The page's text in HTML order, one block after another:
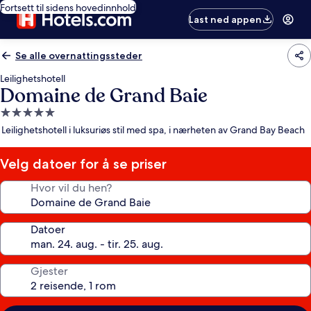
Fortsett til sidens hovedinnhold
Last ned appen
Se alle overnattingssteder
Leilighetshotell
Domaine de Grand Baie
Overnattingssted
med
stjerner
Leilighetshotell i luksuriøs stil med spa, i nærheten av Grand Bay Beach
Velg datoer for å se priser
Hvor vil du hen?
Datoer
Gjester